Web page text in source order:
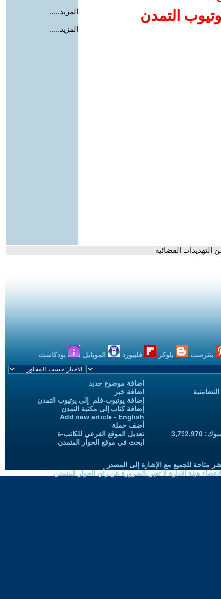
التمدن
المزيد.....
المزيد.....
التهديدات الفضائية
بنترست بلوكر فليبورد الموبايل بودكاست
اضافة موضوع جديد
اضافة خبر
إضافة يوتيوب-فلم إلى يوتيوب التمدن
إضافة كتاب إلى مكتبة التمدن
Add new article - English
أضف حملة
تعديل الموقع الفرعي للكاتب-ة
ابحث في موقع الحوار المتمدن
متاحة للجميع مع الإشارة إلى المصدر
هيئة الادارة لا تعبر بالضرورة عن رأي الحوار المتمدن